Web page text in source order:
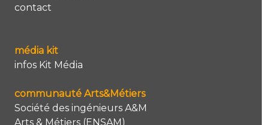
contact
média kit
infos Kit Média
communauté Arts&Métiers
Société des ingénieurs A&M
Arts & Métiers (ENSAM)